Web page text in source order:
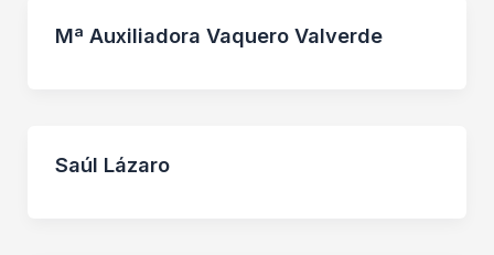
Mª Auxiliadora Vaquero Valverde
Saúl Lázaro